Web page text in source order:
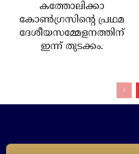
കത്തോലിക്കാ
കോണ്‍ഗ്രസിന്റെ പ്രഥമ
ദേശീയസമ്മേളനത്തിന്
ഇന്ന് തുടക്കം.